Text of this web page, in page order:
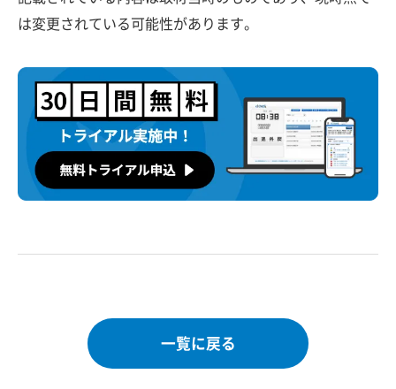
は変更されている可能性があります。
一覧に戻る